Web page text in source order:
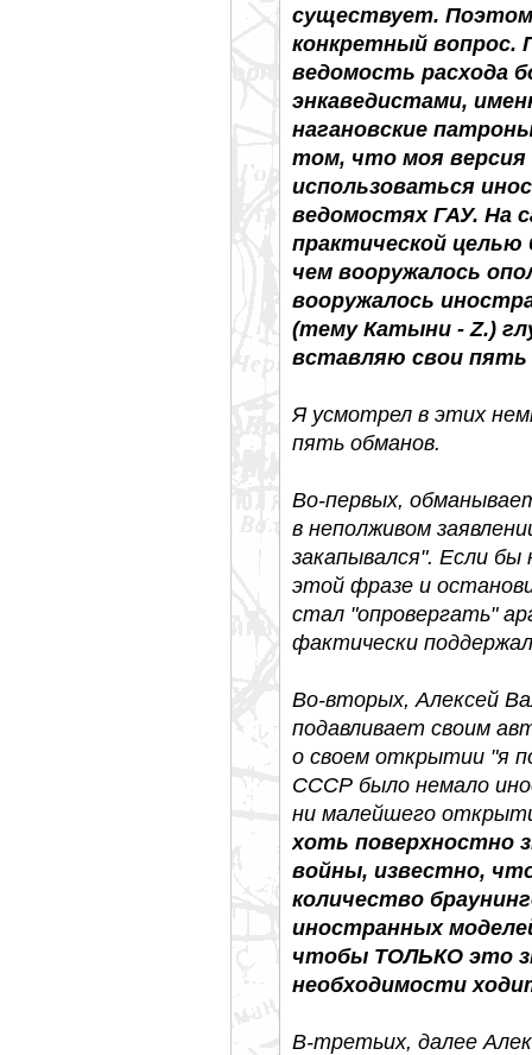
существует.
конкретный вопрос.
ведомость расхода
энкаведистами,
нагановские
том, что моя
использоваться
ведомостях ГАУ. На
практической
чем вооружалось
вооружалось
(тему Катыни - Z.)
вставляю свои пять
Я усмотрел в этих
пять обманов.
Во-первых,
в неполживом
закапывался". Если бы
этой фразе и
стал "опровергать"
фактически
Во-вторых, Алексей
подавливает своим
о своем открытии "я
СССР было немало
ни малейшего
хоть поверхностно
войны, известно,
количество
иностранных
чтобы ТОЛЬКО это
необходимости
В-третьих, далее